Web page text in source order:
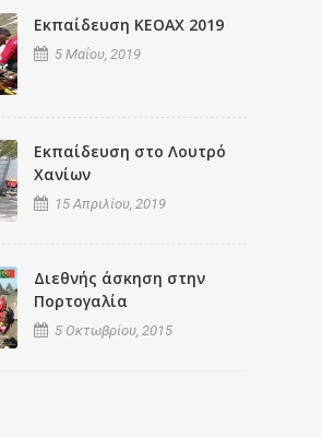
Εκπαίδευση ΚΕΟΑΧ 2019
5 Μαΐου, 2019
Εκπαίδευση στο Λουτρό
Χανίων
15 Απριλίου, 2019
Διεθνής άσκηση στην
Πορτογαλία
5 Οκτωβρίου, 2015